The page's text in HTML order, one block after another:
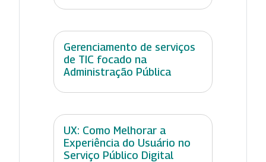
Gerenciamento de serviços
de TIC focado na
Administração Pública
UX: Como Melhorar a
Experiência do Usuário no
Serviço Público Digital